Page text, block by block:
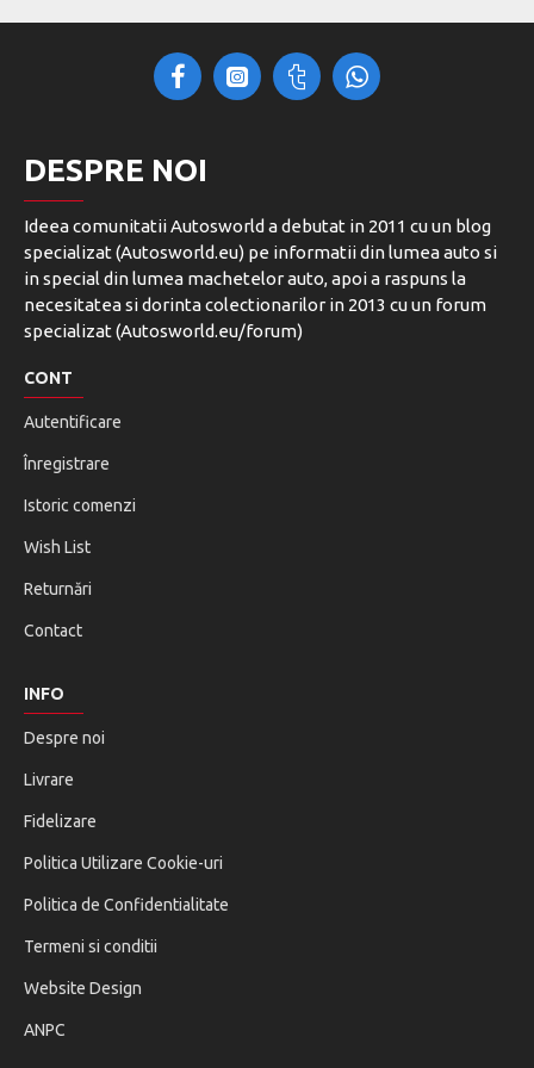
DESPRE NOI
Ideea comunitatii Autosworld a debutat in 2011 cu un blog
specializat (Autosworld.eu) pe informatii din lumea auto si
in special din lumea machetelor auto, apoi a raspuns la
necesitatea si dorinta colectionarilor in 2013 cu un forum
specializat (Autosworld.eu/forum)
CONT
Autentificare
Înregistrare
Istoric comenzi
Wish List
Returnări
Contact
INFO
Despre noi
Livrare
Fidelizare
Politica Utilizare Cookie-uri
Politica de Confidentialitate
Termeni si conditii
Website Design
ANPC